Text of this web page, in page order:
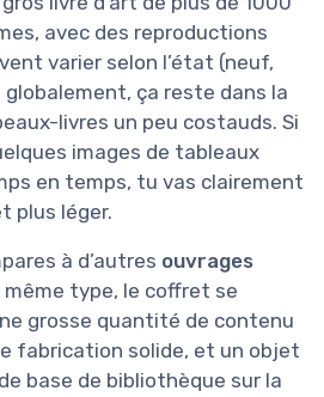
avec des reproductions
varier selon l’état (neuf,
ça reste dans la
livres un peu costauds. Si
images de tableaux
en temps, tu vas clairement
plus léger.
à d’autres ouvrages
même type, le coffret se
grosse quantité de contenu
fabrication solide, et un objet
base de bibliothèque sur la